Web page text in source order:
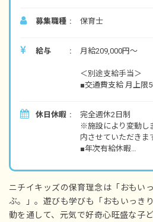
募集職種 保育士
給与 月給209,000円～
＜別途支給手当＞
■交通費支給 月上限
■時間外手当
■昇給（年1回）
■賞与年3回（6月／
※経験・能力・会社
※評価期間中に基準
の事情がある場合
休日休暇
完全週休2日制
※施設により変動し
内させていただきま
■年次有給休暇
■結婚休暇
■忌引休暇
■生理休暇
■産前産後休暇
■育児休暇
ニチイキッズの保育理念は「おもい
ぶ。」。遊びも学びも「おもいっき
動を通して、元気で好奇心旺盛な子